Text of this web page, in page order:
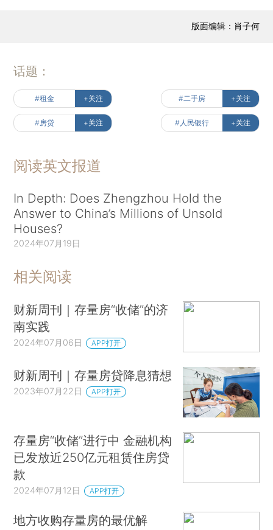
版面编辑：肖子何
话题：
#租金 +关注 #二手房 +关注
#房贷 +关注 #人民银行 +关注
阅读英文报道
In Depth: Does Zhengzhou Hold the
Answer to China’s Millions of Unsold
Houses?
2024年07月19日
相关阅读
财新周刊｜存量房“收储”的济
南实践
2024年07月06日 APP打开
财新周刊｜存量房贷降息猜想
2023年07月22日 APP打开
存量房“收储”进行中 金融机构
已发放近250亿元租赁住房贷
款
2024年07月12日 APP打开
地方收购存量房的最优解